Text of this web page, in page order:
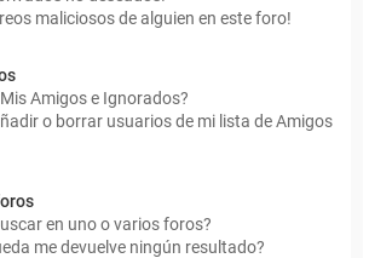
maliciosos de alguien en este foro!
Amigos e Ignorados?
o borrar usuarios de mi lista de Amigos
en uno o varios foros?
me devuelve ningún resultado?